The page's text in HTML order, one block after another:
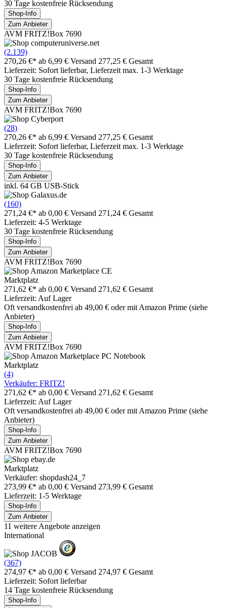
30 Tage kostenfreie Rücksendung
Shop-Info
Zum Anbieter
AVM FRITZ!Box 7690
(2.139)
270,26 €* ab 6,99 € Versand 277,25 € Gesamt
Lieferzeit: Sofort lieferbar, Lieferzeit max. 1-3 Werktage
30 Tage kostenfreie Rücksendung
Shop-Info
Zum Anbieter
AVM FRITZ!Box 7690
(28)
270,26 €* ab 6,99 € Versand 277,25 € Gesamt
Lieferzeit: Sofort lieferbar, Lieferzeit max. 1-3 Werktage
30 Tage kostenfreie Rücksendung
Shop-Info
Zum Anbieter
inkl. 64 GB USB-Stick
(160)
271,24 €* ab 0,00 € Versand 271,24 € Gesamt
Lieferzeit: 4-5 Werktage
30 Tage kostenfreie Rücksendung
Shop-Info
Zum Anbieter
AVM FRITZ!Box 7690
Marktplatz
271,62 €* ab 0,00 € Versand 271,62 € Gesamt
Lieferzeit: Auf Lager
Oft versandkostenfrei ab 49,00 € oder mit Amazon Prime (siehe
Anbieter)
Shop-Info
Zum Anbieter
AVM FRITZ!Box 7690
Marktplatz
(4)
Verkäufer: FRITZ!
271,62 €* ab 0,00 € Versand 271,62 € Gesamt
Lieferzeit: Auf Lager
Oft versandkostenfrei ab 49,00 € oder mit Amazon Prime (siehe
Anbieter)
Shop-Info
Zum Anbieter
AVM FRITZ!Box 7690
Marktplatz
Verkäufer: shopdash24_7
273,99 €* ab 0,00 € Versand 273,99 € Gesamt
Lieferzeit: 1-5 Werktage
Shop-Info
Zum Anbieter
11 weitere Angebote anzeigen
International
(367)
274,97 €* ab 0,00 € Versand 274,97 € Gesamt
Lieferzeit: Sofort lieferbar
14 Tage kostenfreie Rücksendung
Shop-Info